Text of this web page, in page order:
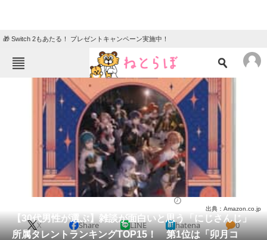
🎁 Switch 2もあたる！ プレゼントキャンペーン実施中！
ねとらぼメニュー
ニュース
クイズ
地域
教育・育児
リサーチ
会員記事
【30代男性が選ぶ】雑談が面白いと思う「にじさんじ」
所属タレントランキングTOP15！ 第1位は「卯月コ
出典：Amazon.co.jp
X Share LINE hatena 0